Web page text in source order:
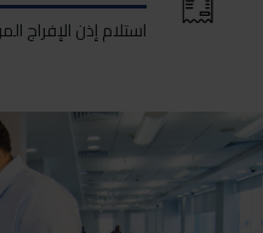
استلام إذن الإفراج